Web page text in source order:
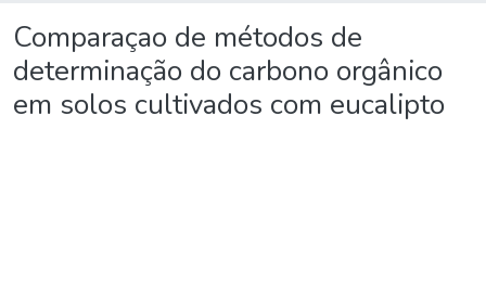
Comparaçao de métodos de
determinação do carbono orgânico
em solos cultivados com eucalipto